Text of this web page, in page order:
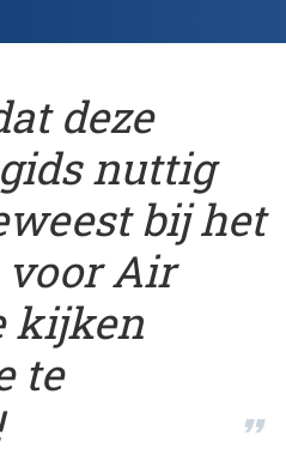
deze
nuttig
bij het
Air
kijken
te